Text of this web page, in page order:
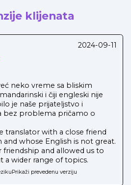
klijenata
2024-09-11
neko vreme sa bliskim
i čiji engleski nije
je naše prijateljstvo i
bez problema pričamo o
translator with a close friend
and whose English is not great.
and allowed us to
a wider range of topics.
Prikaži prevedenu verziju